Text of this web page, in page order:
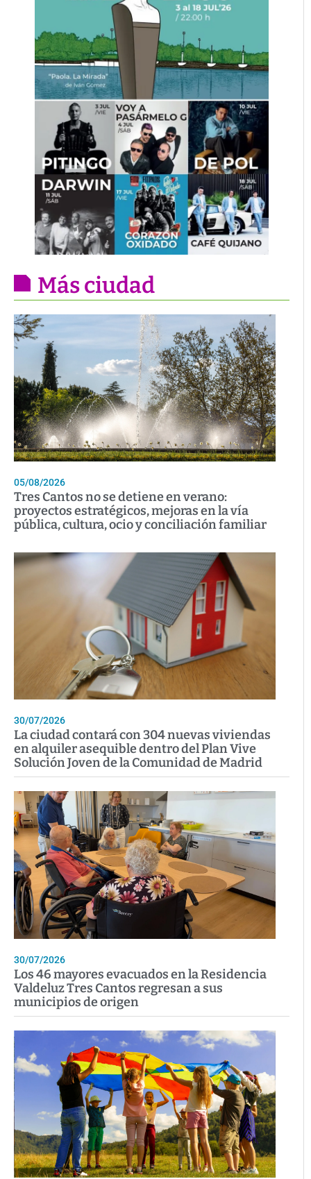
Más ciudad
05/08/2026
Tres Cantos no se detiene en verano:
proyectos estratégicos, mejoras en la vía
pública, cultura, ocio y conciliación familiar
30/07/2026
La ciudad contará con 304 nuevas viviendas
en alquiler asequible dentro del Plan Vive
Solución Joven de la Comunidad de Madrid
30/07/2026
Los 46 mayores evacuados en la Residencia
Valdeluz Tres Cantos regresan a sus
municipios de origen